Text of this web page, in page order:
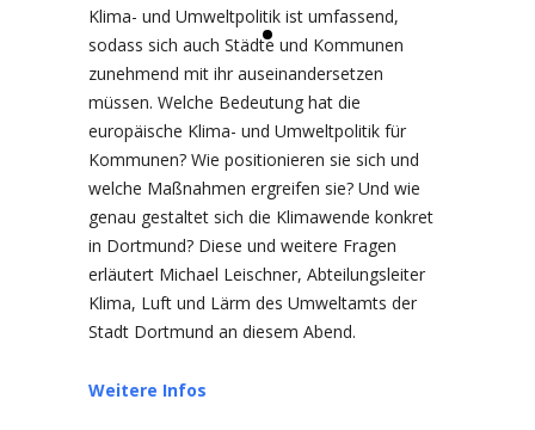
Klima- und Umweltpolitik ist umfassend,
sodass sich auch Städte und Kommunen
zunehmend mit ihr auseinandersetzen
müssen. Welche Bedeutung hat die
europäische Klima- und Umweltpolitik für
Kommunen? Wie positionieren sie sich und
welche Maßnahmen ergreifen sie? Und wie
genau gestaltet sich die Klimawende konkret
in Dortmund? Diese und weitere Fragen
erläutert Michael Leischner, Abteilungsleiter
Klima, Luft und Lärm des Umweltamts der
Stadt Dortmund an diesem Abend.
Weitere Infos